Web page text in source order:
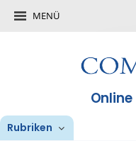
MENÜ
Online
Rubriken